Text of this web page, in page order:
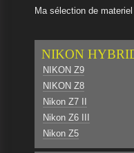
Ma sélection de
NIKON
NIKON Z9
NIKON Z8
Nikon Z7 II
Nikon Z6 III
Nikon Z5